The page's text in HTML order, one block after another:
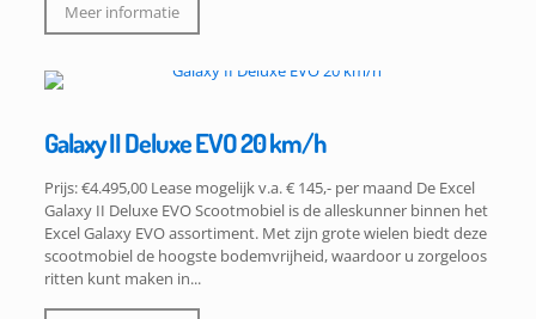
Meer informatie
Galaxy II Deluxe EVO 20 km/h
Prijs: €4.495,00 Lease mogelijk v.a. € 145,- per maand De Excel
Galaxy II Deluxe EVO Scootmobiel is de alleskunner binnen het
Excel Galaxy EVO assortiment. Met zijn grote wielen biedt deze
scootmobiel de hoogste bodemvrijheid, waardoor u zorgeloos
ritten kunt maken in...